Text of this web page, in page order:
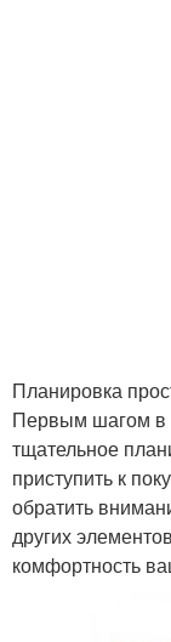
Гамма для
Рабочий
Мебель
Планировка
Первым шагом в
тщательное
приступить к
обратить
других
комфортность